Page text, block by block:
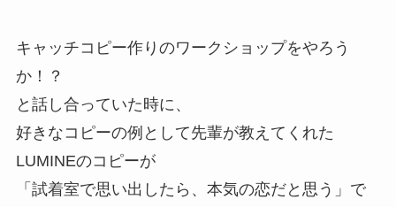
キャッチコピー作りのワークショップをやろう
か！？
と話し合っていた時に、
好きなコピーの例として先輩が教えてくれた
LUMINEのコピーが
「試着室で思い出したら、本気の恋だと思う」で